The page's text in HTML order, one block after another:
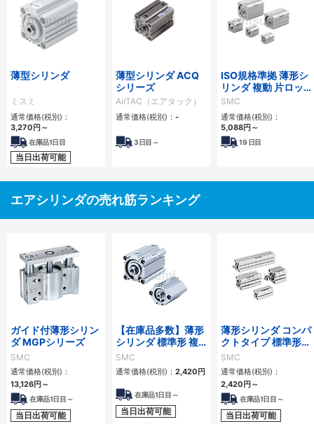
薄型シリンダ
ミスミ
通常価格(税別)：
3,270 円 ～
在庫品1日目
当日出荷可能
薄型シリンダ ACQ
シリーズ
AirTAC（エアタック）
通常価格(税別)： -
3日目～
ISO規格準拠 薄形シ
リンダ 複動 片ロッ
ド C55シリーズ
SMC
通常価格(税別)：
5,088円 ～
19 日目
エアシリンダの売れ筋ランキング
ガイド付薄形シリン
ダ MGPシリーズ
SMC
通常価格(税別)：
13,126円 ～
在庫品1日目～
当日出荷可能
【在庫品多数】薄形
シリンダ 標準形 複
動・片ロッド CQ2
シリーズ
SMC
通常価格(税別)： 2,420 円
在庫品1日目～
当日出荷可能
薄形シリンダ コンパ
クトタイプ 標準形
複動 片ロッド CQS
シリーズ
SMC
通常価格(税別)：
2,420 円 ～
在庫品1日目～
当日出荷可能